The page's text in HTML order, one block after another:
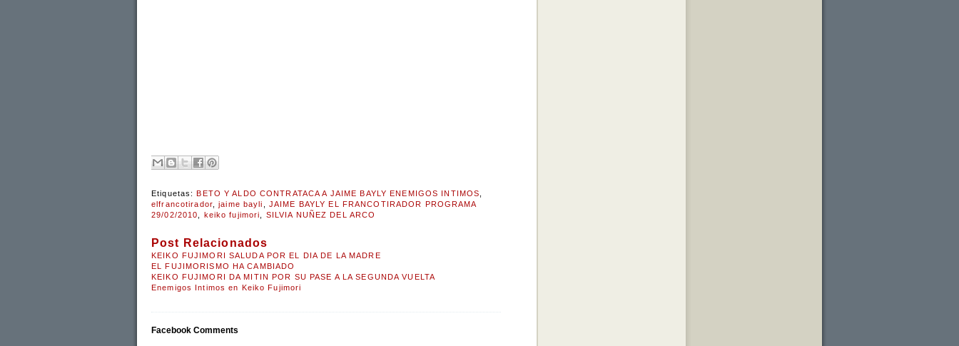
Etiquetas: BETO Y ALDO CONTRATACA A JAIME BAYLY ENEMIGOS INTIMOS,
elfrancotirador,jaime bayli , JAIME BAYLY EL FRANCOTIRADOR PROGRAMA
29/02/2010, keiko fujimori, SILVIA NUÑEZ DEL ARCO
Post Relacionados
KEIKO FUJIMORI SALUDA POR EL DIA DE LA MADRE
EL FUJIMORISMO HA CAMBIADO
KEIKO FUJIMORI DA MITIN POR SU PASE A LA SEGUNDA VUELTA
Enemigos Intimos en Keiko Fujimori
Facebook Comments